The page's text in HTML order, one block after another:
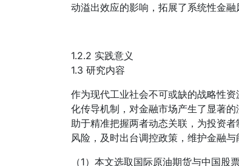
动溢出效应的影响，拓展了系统性金融
1.2.2 实践意义
1.3 研究内容
作为现代工业社会不可或缺的战略性
化传导机制，对金融市场产生了显著
助于精准把握两者动态关联，为投资
风险，及时出台调控政策，维护金融
（1）本文选取国际原油期货与中国